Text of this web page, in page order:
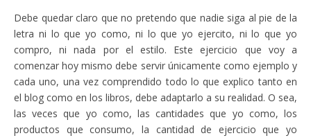
Debe quedar claro que no pretendo que nadie siga al pie de la
letra ni lo que yo como, ni lo que yo ejercito, ni lo que yo
compro, ni nada por el estilo. Este ejercicio que voy a
comenzar hoy mismo debe servir únicamente como ejemplo y
cada uno, una vez comprendido todo lo que explico tanto en
el blog como en los libros, debe adaptarlo a su realidad. O sea,
las veces que yo como, las cantidades que yo como, los
productos que consumo, la cantidad de ejercicio que yo